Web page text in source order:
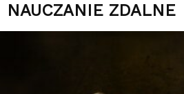
NAUCZANIE ZDALNE